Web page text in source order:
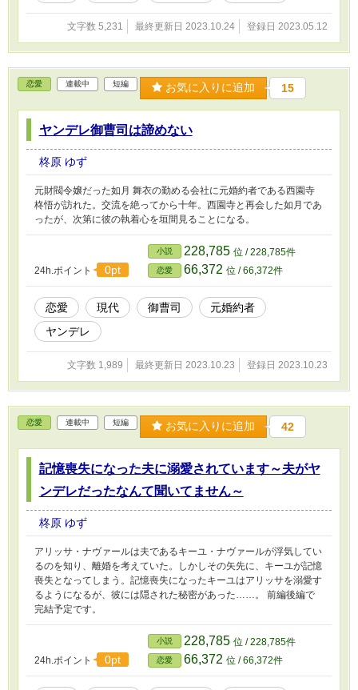
文字数 5,231 最終更新日 2023.10.24 登録日 2023.05.12
恋愛 連載中 短編 お気に入りに追加 15
ヤンデレ御曹司は諦めない
柊原 ゆず
元財閥令嬢だった如月 舞衣の勤める会社に元婚約者である西園寺
柊悟が訪れた。交流を絶ってから十年。西園寺と再会した如月であ
ったが、次第に彼の執着心を垣間見ることになる。
24h.ポイント 0pt
小説 228,785 位 / 228,785件
恋愛 66,372 位 / 66,372件
恋愛 現代 御曹司
元婚約者
ヤンデレ
文字数 1,989 最終更新日 2023.10.23 登録日 2023.10.23
恋愛 連載中 短編 お気に入りに追加 42
記憶喪失になった夫に溺愛されています～夫がヤ
ンデレだったなんて聞いてません～
柊原 ゆず
アリッサ・ナヴァールは夫であるキーユ・ナヴァールが浮気してい
るのを知り、離婚を考えていた。しかしその矢先に、キーユが記憶
喪失となってしまう。記憶喪失になったキーユはアリッサを溺愛す
るようになるが、彼には隠された秘密があった……。 前編後編で
完結予定です。
24h.ポイント 0pt
小説 228,785 位 / 228,785件
恋愛 66,372 位 / 66,372件